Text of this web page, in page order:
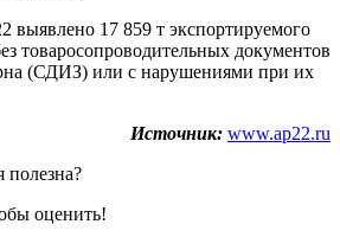
выявлено 17 859 т экспортируемого
товаросопроводительных документов
(СДИЗ) или с нарушениями при их
Источник: www.ap22.ru
полезна?
оценить!